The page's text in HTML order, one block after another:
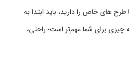
‌های خاص را دارید، باید ابتدا به
برای شما مهم‌تر است؛ راحتی،